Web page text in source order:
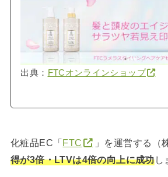
出典： FTCオンラインショップ
化粧品EC「FTC 」を運営する（
得が3倍・LTVは4倍の向上に成功し